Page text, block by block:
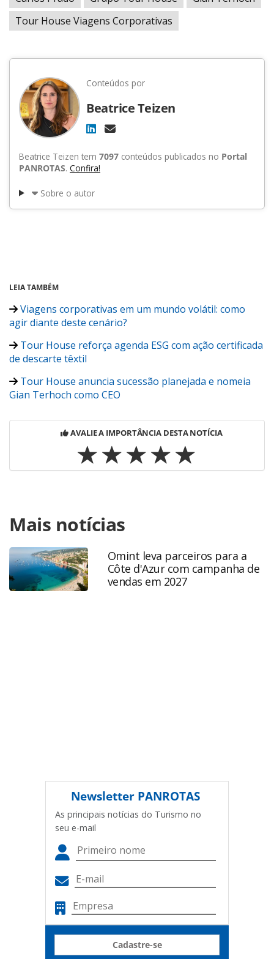
Tour House Viagens Corporativas
Conteúdos por
Beatrice Teizen
Beatrice Teizen tem 7097 conteúdos publicados no Portal
PANROTAS. Confira!
Sobre o autor
LEIA TAMBÉM
Viagens corporativas em um mundo volátil: como
agir diante deste cenário?
Tour House reforça agenda ESG com ação certificada
de descarte têxtil
Tour House anuncia sucessão planejada e nomeia
Gian Terhoch como CEO
AVALIE A IMPORTÂNCIA DESTA NOTÍCIA
https://www.panrotas.com.br/viagens-
corporativas/tmcs/2026/03/com-novo-ceo-tour-house-
mantem-essencia-de-inovacao-e-aposta-em-obt-
propria_227027.html ou as ferramentas oferecidas na
página. Todo o conteúdo produzido pela PANROTAS
Editora é protegido pela legislação brasileira sobre direito
Mais notícias
Omint leva parceiros para a
Côte d'Azur com campanha de
vendas em 2027
Newsletter PANROTAS
As principais notícias do Turismo no
seu e-mail
Cadastre-se